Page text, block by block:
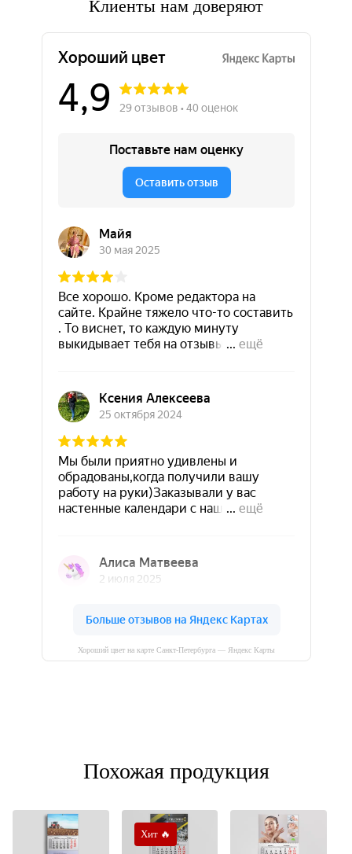
Клиенты нам доверяют
Хороший цвет на карте Санкт‑Петербурга — Яндекс Карты
Похожая продукция
Хит 🔥